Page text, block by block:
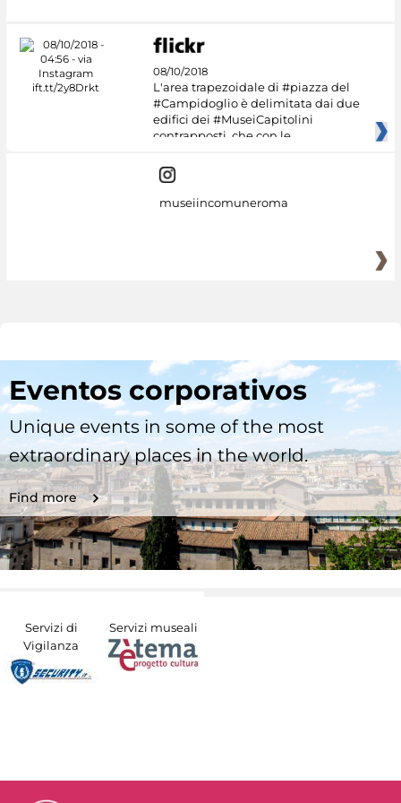
08/10/2018
L'area trapezoidale di #piazza del
#Campidoglio è delimitata dai due
edifici dei #MuseiCapitolini
contrapposti, che con le
museiincomuneroma
Eventos corporativos
Unique events in some of the most
extraordinary places in the world.
Find more
Servizi di
Vigilanza
Servizi museali